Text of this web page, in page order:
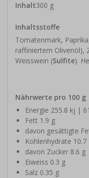
Inhalt300 g
Inhaltsstoffe
Tomatenmark,
raffiniertem Olivenöl),
Weisswein (Sulfite).
Nährwerte pro 100 g
Energie 255.8 kj |
Fett 1.9 g
davon gesättigte
Kohlenhydrate 10.7
davon Zucker 8.6 g
Eiweiss 0.3 g
Salz 0.35 g